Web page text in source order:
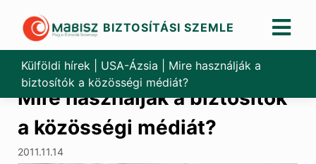
content
BIZTOSÍTÁSI SZEMLE
Külföldi hírek USA-Ázsia
Mire használják a
biztosítók a közösségi médiát?
Mire használják a biztosítók
a közösségi médiát?
2011.11.14